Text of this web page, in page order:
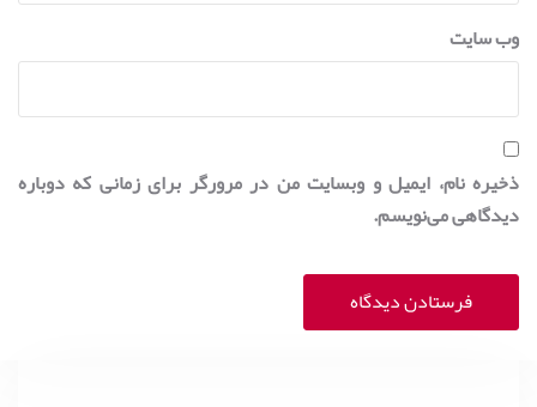
وب‌ سایت
ذخیره نام، ایمیل و وبسایت من در مرورگر برای زمانی که دوباره
دیدگاهی می‌نویسم.